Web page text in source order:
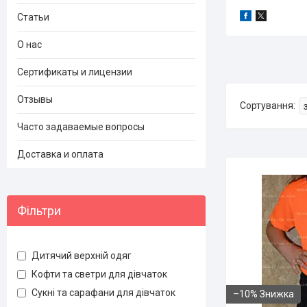
–10%
Статьи
О нас
Сертификаты и лицензии
Отзывы
Часто задаваемые вопросы
Доставка и оплата
Фільтри
Дитячий верхній одяг
Кофти та светри для дівчаток
Сукні та сарафани для дівчаток